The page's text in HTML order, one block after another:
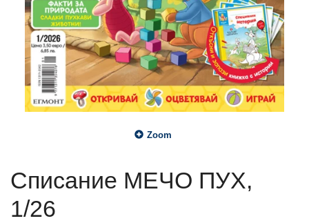
Zoom
Списание МЕЧО ПУХ,
1/26